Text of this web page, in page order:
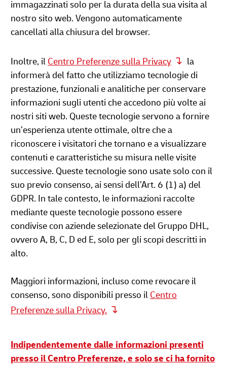
immagazzinati solo per la durata della sua visita al
nostro sito web. Vengono automaticamente
cancellati alla chiusura del browser.
Inoltre, il Centro Preferenze sulla Privacy
la
informerà del fatto che utilizziamo tecnologie di
prestazione, funzionali e analitiche per conservare
informazioni sugli utenti che accedono più volte ai
nostri siti web. Queste tecnologie servono a fornire
un’esperienza utente ottimale, oltre che a
riconoscere i visitatori che tornano e a visualizzare
contenuti e caratteristiche su misura nelle visite
successive. Queste tecnologie sono usate solo con il
suo previo consenso, ai sensi dell’Art. 6 (1) a) del
GDPR. In tale contesto, le informazioni raccolte
mediante queste tecnologie possono essere
condivise con aziende selezionate del Gruppo DHL,
ovvero A, B, C, D ed E, solo per gli scopi descritti in
alto.
Maggiori informazioni, incluso come revocare il
consenso, sono disponibili presso il Centro
Preferenze sulla Privacy.
Indipendentemente dalle informazioni presenti
presso il Centro Preferenze, e solo se ci ha fornito